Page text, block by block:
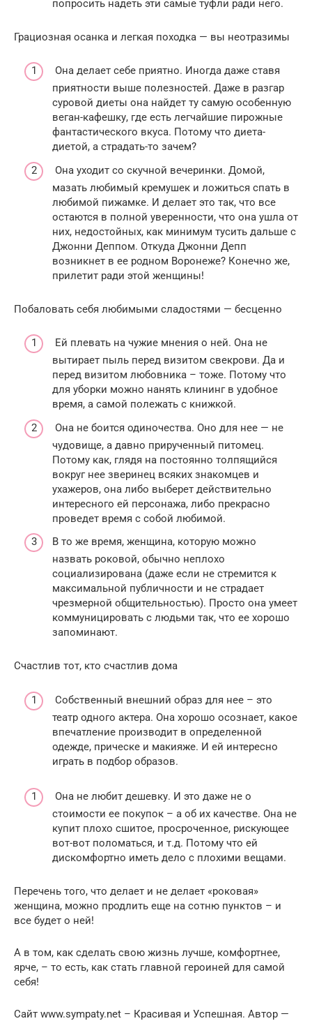
попросить надеть эти самые туфли ради него.
Грациозная осанка и легкая походка — вы неотразимы
Она делает себе приятно. Иногда даже ставя
приятности выше полезностей. Даже в разгар
суровой диеты она найдет ту самую особенную
веган-кафешку, где есть легчайшие пирожные
фантастического вкуса. Потому что диета-
диетой, а страдать-то зачем?
Она уходит со скучной вечеринки. Домой,
мазать любимый кремушек и ложиться спать в
любимой пижамке. И делает это так, что все
остаются в полной уверенности, что она ушла от
них, недостойных, как минимум тусить дальше с
Джонни Деппом. Откуда Джонни Депп
возникнет в ее родном Воронеже? Конечно же,
прилетит ради этой женщины!
Побаловать себя любимыми сладостями — бесценно
Ей плевать на чужие мнения о ней. Она не
вытирает пыль перед визитом свекрови. Да и
перед визитом любовника – тоже. Потому что
для уборки можно нанять клининг в удобное
время, а самой полежать с книжкой.
Она не боится одиночества. Оно для нее — не
чудовище, а давно прирученный питомец.
Потому как, глядя на постоянно толпящийся
вокруг нее зверинец всяких знакомцев и
ухажеров, она либо выберет действительно
интересного ей персонажа, либо прекрасно
проведет время с собой любимой.
В то же время, женщина, которую можно
назвать роковой, обычно неплохо
социализирована (даже если не стремится к
максимальной публичности и не страдает
чрезмерной общительностью). Просто она умеет
коммуницировать с людьми так, что ее хорошо
запоминают.
Счастлив тот, кто счастлив дома
Собственный внешний образ для нее – это
театр одного актера. Она хорошо осознает, какое
впечатление производит в определенной
одежде, прическе и макияже. И ей интересно
играть в подбор образов.
Она не любит дешевку. И это даже не о
стоимости ее покупок – а об их качестве. Она не
купит плохо сшитое, просроченное, рискующее
вот-вот поломаться, и т.д. Потому что ей
дискомфортно иметь дело с плохими вещами.
Перечень того, что делает и не делает «роковая»
женщина, можно продлить еще на сотню пунктов – и
все будет о ней!
А в том, как сделать свою жизнь лучше, комфортнее,
ярче, – то есть, как стать главной героиней для самой
себя!
Сайт www.sympaty.net – Красивая и Успешная. Автор —